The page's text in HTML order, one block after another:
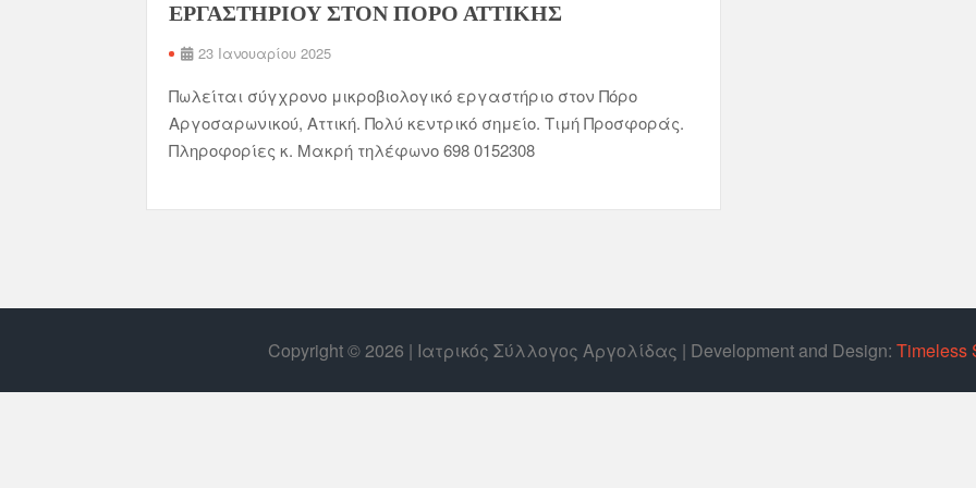
ΕΡΓΑΣΤΗΡΙΟΥ ΣΤΟΝ ΠΟΡΟ ΑΤΤΙΚΗΣ
23 Ιανουαρίου 2025
Πωλείται σύγχρονο μικροβιολογικό εργαστήριο στον Πόρο
Αργοσαρωνικού, Αττική. Πολύ κεντρικό σημείο. Τιμή Προσφοράς.
Πληροφορίες κ. Μακρή τηλέφωνο 698 0152308
Copyright © 2026 | Ιατρικός Σύλλογος Αργολίδας | Develοpment and Design: Timeless